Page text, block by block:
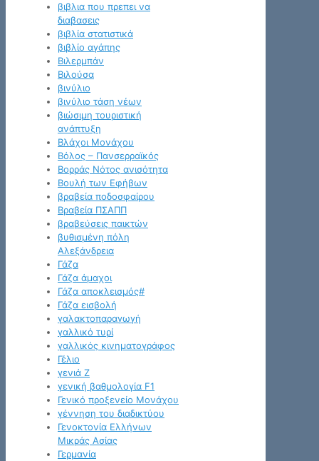
βιβλια που πρεπει να
διαβασεις
βιβλία στατιστικά
βιβλίο αγάπης
Βιλερμπάν
Βιλούσα
βινύλιο
βινύλιο τάση νέων
βιώσιμη τουριστική
ανάπτυξη
Βλάχοι Μονάχου
Βόλος – Πανσερραϊκός
Βορράς Νότος ανισότητα
Βουλή των Εφήβων
βραβεία ποδοσφαίρου
Βραβεία ΠΣΑΠΠ
βραβεύσεις παικτών
βυθισμένη πόλη
Αλεξάνδρεια
Γάζα
Γάζα άμαχοι
Γάζα αποκλεισμός#
Γάζα εισβολή
γαλακτοπαραγωγή
γαλλικό τυρί
γαλλικός κινηματογράφος
Γέλιο
γενιά Z
γενική βαθμολογία F1
Γενικό προξενείο Μονάχου
γέννηση του διαδικτύου
Γενοκτονία Ελλήνων
Μικράς Ασίας
Γερμανία